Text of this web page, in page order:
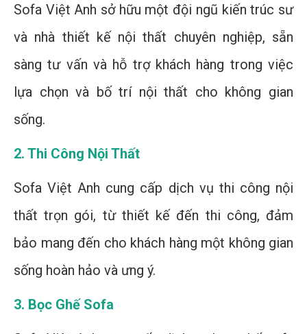
Sofa Việt Anh sở hữu một đội ngũ kiến trúc sư
và nhà thiết kế nội thất chuyên nghiệp, sẵn
sàng tư vấn và hỗ trợ khách hàng trong việc
lựa chọn và bố trí nội thất cho không gian
sống.
2. Thi Công Nội Thất
Sofa Việt Anh cung cấp dịch vụ thi công nội
thất trọn gói, từ thiết kế đến thi công, đảm
bảo mang đến cho khách hàng một không gian
sống hoàn hảo và ưng ý.
3. Bọc Ghế Sofa